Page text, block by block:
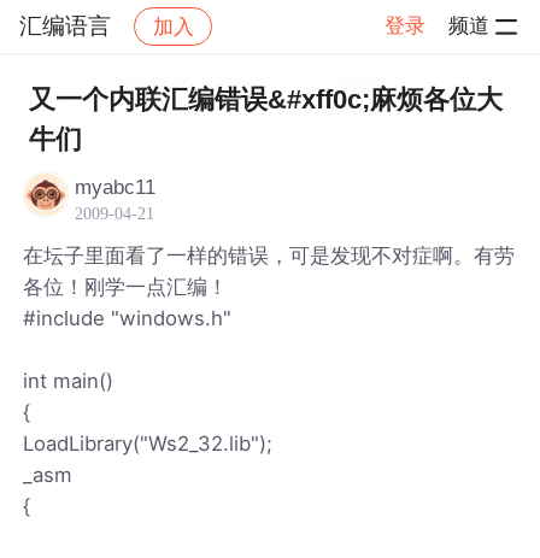
汇编语言 加入 登录 频道
社区 汇编语言 帖子详情
又一个内联汇编错误&#xff0c;麻烦各位大
牛们
myabc11
2009-04-21
在坛子里面看了一样的错误，可是发现不对症啊。有劳
各位！刚学一点汇编！
#include "windows.h"
int main()
{
LoadLibrary("Ws2_32.lib");
_asm
{